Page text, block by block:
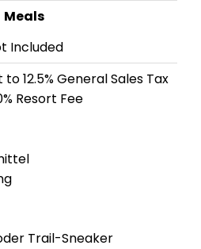
Meals
Included
12.5% General Sales Tax
Resort Fee
Trail-Sneaker